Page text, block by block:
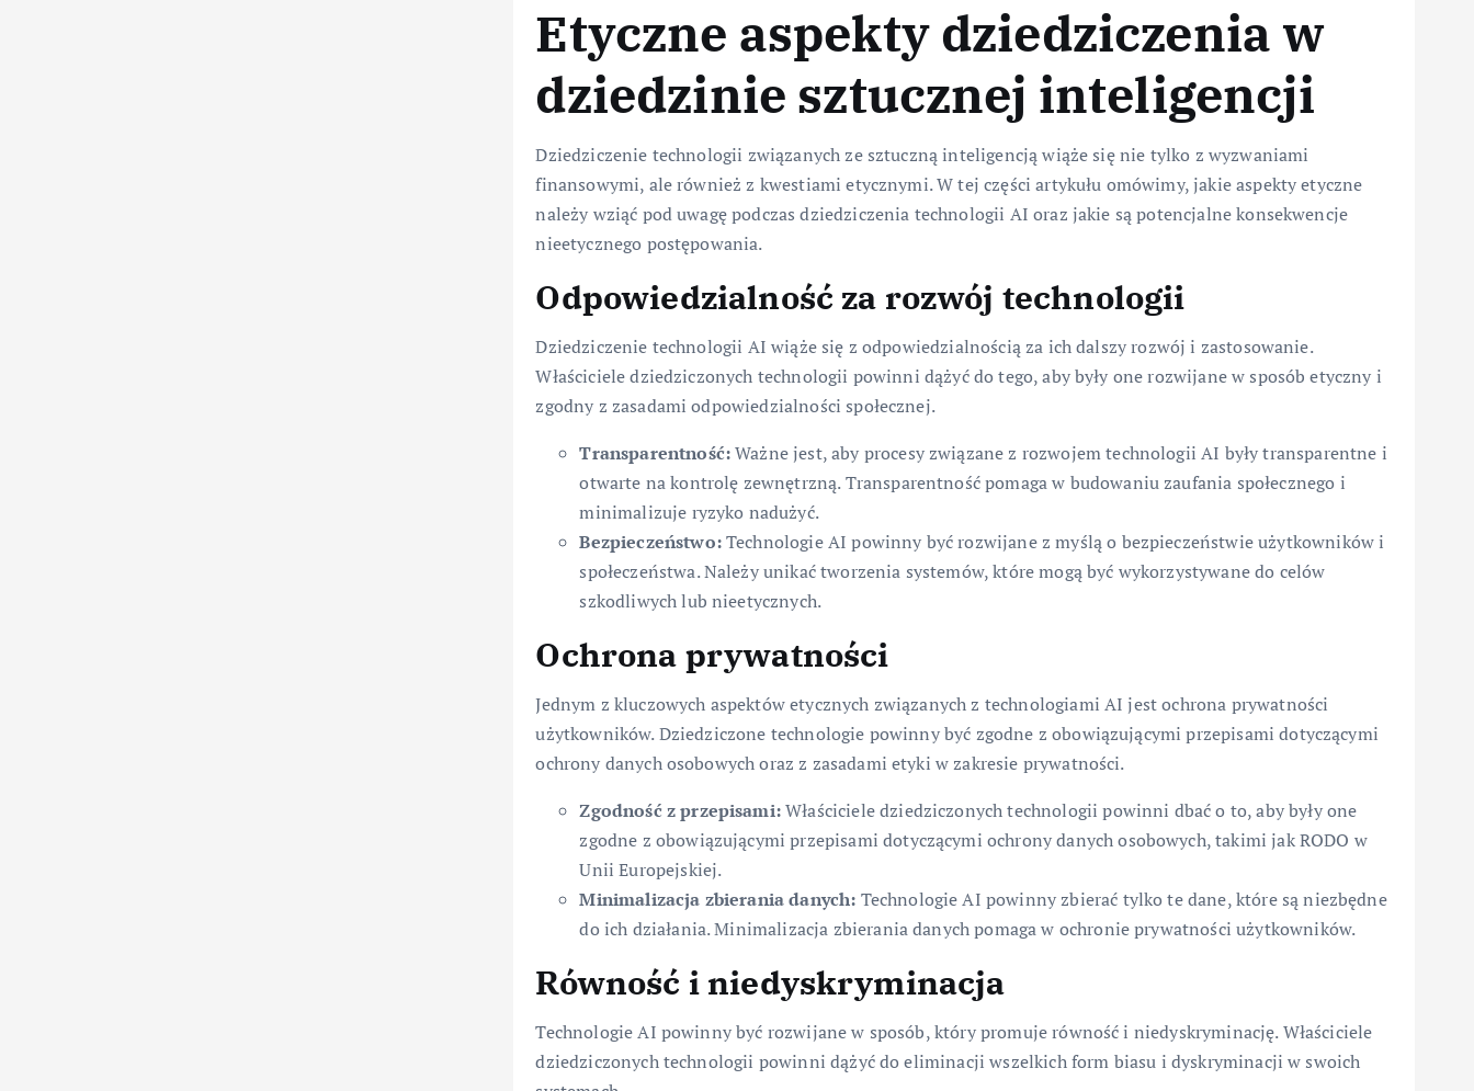
Etyczne aspekty dziedziczenia w
dziedzinie sztucznej inteligencji
Dziedziczenie technologii związanych ze sztuczną inteligencją wiąże się nie tylko z wyzwaniami
finansowymi, ale również z kwestiami etycznymi. W tej części artykułu omówimy, jakie aspekty etyczne
należy wziąć pod uwagę podczas dziedziczenia technologii AI oraz jakie są potencjalne konsekwencje
nieetycznego postępowania.
Odpowiedzialność za rozwój technologii
Dziedziczenie technologii AI wiąże się z odpowiedzialnością za ich dalszy rozwój i zastosowanie.
Właściciele dziedziczonych technologii powinni dążyć do tego, aby były one rozwijane w sposób etyczny i
zgodny z zasadami odpowiedzialności społecznej.
Transparentność:Ważne jest, aby procesy związane z rozwojem technologii AI były transparentne i
otwarte na kontrolę zewnętrzną. Transparentność pomaga w budowaniu zaufania społecznego i
minimalizuje ryzyko nadużyć.
Bezpieczeństwo:Technologie AI powinny być rozwijane z myślą o bezpieczeństwie użytkowników i
społeczeństwa. Należy unikać tworzenia systemów, które mogą być wykorzystywane do celów
szkodliwych lub nieetycznych.
Ochrona prywatności
Jednym z kluczowych aspektów etycznych związanych z technologiami AI jest ochrona prywatności
użytkowników. Dziedziczone technologie powinny być zgodne z obowiązującymi przepisami dotyczącymi
ochrony danych osobowych oraz z zasadami etyki w zakresie prywatności.
Zgodność z przepisami:Właściciele dziedziczonych technologii powinni dbać o to, aby były one
zgodne z obowiązującymi przepisami dotyczącymi ochrony danych osobowych, takimi jak RODO w
Unii Europejskiej.
Minimalizacja zbierania danych: Technologie AI powinny zbierać tylko te dane, które są niezbędne
do ich działania. Minimalizacja zbierania danych pomaga w ochronie prywatności użytkowników.
Równość i niedyskryminacja
Technologie AI powinny być rozwijane w sposób, który promuje równość i niedyskryminację. Właściciele
dziedziczonych technologii powinni dążyć do eliminacji wszelkich form biasu i dyskryminacji w swoich